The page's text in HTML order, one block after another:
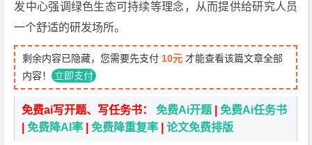
发中心强调绿色生态可持续等理念，从而提供给研究人员
一个舒适的研发场所。
剩余内容已隐藏，您需要先支付 10元 才能查看该篇文章全部
内容！ 立即支付
免费ai写开题、写任务书：免费Ai开题 |免费Ai任务书
|免费降AI率 |免费降重复率 |论文免费排版